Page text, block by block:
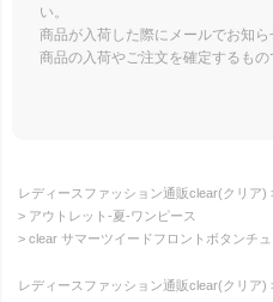
い。
商品が入荷した際にメールでお知ら
商品の入荷やご注文を確定するもの
レディースファッション通販clear(クリア)
アウトレット-夏-ワンピース
clear サマーツイードフロントボタンチ
レディースファッション通販clear(クリア)